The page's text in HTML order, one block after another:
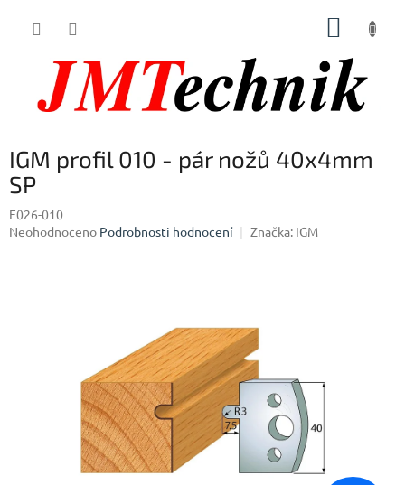
IGM profil 010 - pár nožů 40x4mm
SP
F026-010
Průměrné
Neohodnoceno Podrobnosti hodnocení Značka: IGM